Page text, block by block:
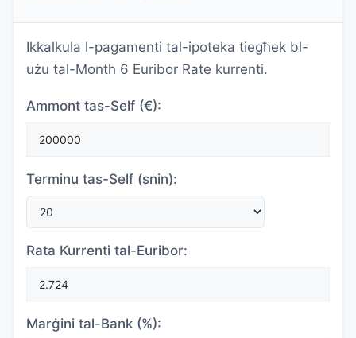
Ikkalkula l-pagamenti tal-ipoteka tiegħek bl-
użu tal-Month 6 Euribor Rate kurrenti.
Ammont tas-Self (€):
Terminu tas-Self (snin):
Rata Kurrenti tal-Euribor:
Marġini tal-Bank (%):